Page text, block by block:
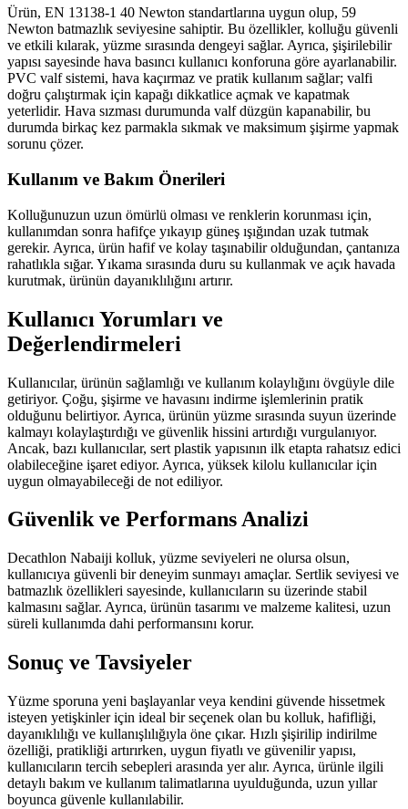
Ürün, EN 13138-1 40 Newton standartlarına uygun olup, 59
Newton batmazlık seviyesine sahiptir. Bu özellikler, kolluğu güvenli
ve etkili kılarak, yüzme sırasında dengeyi sağlar. Ayrıca, şişirilebilir
yapısı sayesinde hava basıncı kullanıcı konforuna göre ayarlanabilir.
PVC valf sistemi, hava kaçırmaz ve pratik kullanım sağlar; valfi
doğru çalıştırmak için kapağı dikkatlice açmak ve kapatmak
yeterlidir. Hava sızması durumunda valf düzgün kapanabilir, bu
durumda birkaç kez parmakla sıkmak ve maksimum şişirme yapmak
sorunu çözer.
Kullanım ve Bakım Önerileri
Kolluğunuzun uzun ömürlü olması ve renklerin korunması için,
kullanımdan sonra hafifçe yıkayıp güneş ışığından uzak tutmak
gerekir. Ayrıca, ürün hafif ve kolay taşınabilir olduğundan, çantanıza
rahatlıkla sığar. Yıkama sırasında duru su kullanmak ve açık havada
kurutmak, ürünün dayanıklılığını artırır.
Kullanıcı Yorumları ve
Değerlendirmeleri
Kullanıcılar, ürünün sağlamlığı ve kullanım kolaylığını övgüyle dile
getiriyor. Çoğu, şişirme ve havasını indirme işlemlerinin pratik
olduğunu belirtiyor. Ayrıca, ürünün yüzme sırasında suyun üzerinde
kalmayı kolaylaştırdığı ve güvenlik hissini artırdığı vurgulanıyor.
Ancak, bazı kullanıcılar, sert plastik yapısının ilk etapta rahatsız edici
olabileceğine işaret ediyor. Ayrıca, yüksek kilolu kullanıcılar için
uygun olmayabileceği de not ediliyor.
Güvenlik ve Performans Analizi
Decathlon Nabaiji kolluk, yüzme seviyeleri ne olursa olsun,
kullanıcıya güvenli bir deneyim sunmayı amaçlar. Sertlik seviyesi ve
batmazlık özellikleri sayesinde, kullanıcıların su üzerinde stabil
kalmasını sağlar. Ayrıca, ürünün tasarımı ve malzeme kalitesi, uzun
süreli kullanımda dahi performansını korur.
Sonuç ve Tavsiyeler
Yüzme sporuna yeni başlayanlar veya kendini güvende hissetmek
isteyen yetişkinler için ideal bir seçenek olan bu kolluk, hafifliği,
dayanıklılığı ve kullanışlılığıyla öne çıkar. Hızlı şişirilip indirilme
özelliği, pratikliği artırırken, uygun fiyatlı ve güvenilir yapısı,
kullanıcıların tercih sebepleri arasında yer alır. Ayrıca, ürünle ilgili
detaylı bakım ve kullanım talimatlarına uyulduğunda, uzun yıllar
boyunca güvenle kullanılabilir.